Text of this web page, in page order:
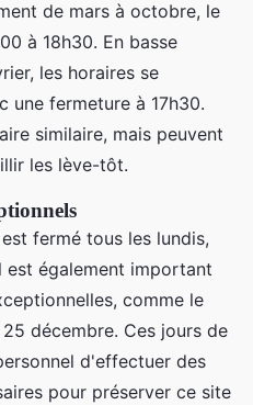
de mars à octobre, le
à 18h30. En basse
les horaires se
une fermeture à 17h30.
similaire, mais peuvent
les lève-tôt.
est fermé tous les lundis,
est également important
comme le
décembre. Ces jours de
d'effectuer des
pour préserver ce site